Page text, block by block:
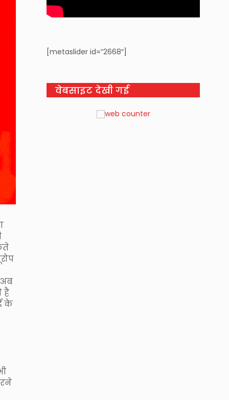
अब
है
के
[metaslider id=”2668″]
वेबसाइट देखी गई